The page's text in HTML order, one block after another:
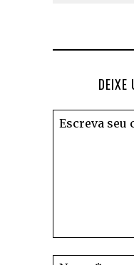
DEIXE